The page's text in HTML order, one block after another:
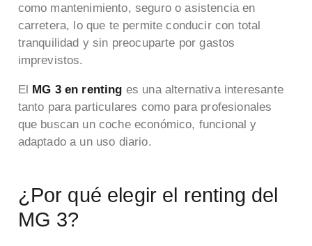
como mantenimiento, seguro o asistencia en
carretera, lo que te permite conducir con total
tranquilidad y sin preocuparte por gastos
imprevistos.
El MG 3 en renting es una alternativa interesante
tanto para particulares como para profesionales
que buscan un coche económico, funcional y
adaptado a un uso diario.
¿Por qué elegir el renting del
MG 3?